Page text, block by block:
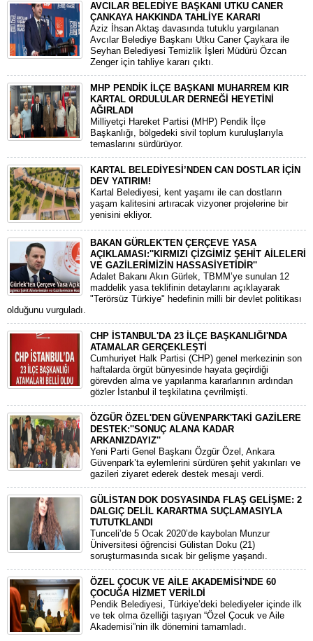
AVCILAR BELEDİYE BAŞKANI UTKU CANER
ÇANKAYA HAKKINDA TAHLİYE KARARI
​Aziz İhsan Aktaş davasında tutuklu yargılanan
Avcılar Belediye Başkanı Utku Caner Çaykara ile
Seyhan Belediyesi Temizlik İşleri Müdürü Özcan
Zenger için tahliye kararı çıktı.
MHP PENDİK İLÇE BAŞKANI MUHARREM KIR
KARTAL ORDULULAR DERNEĞİ HEYETİNİ
AĞIRLADI
​Milliyetçi Hareket Partisi (MHP) Pendik İlçe
Başkanlığı, bölgedeki sivil toplum kuruluşlarıyla
temaslarını sürdürüyor.
KARTAL BELEDİYESİ’NDEN CAN DOSTLAR İÇİN
DEV YATIRIM!
Kartal Belediyesi, kent yaşamı ile can dostların
yaşam kalitesini artıracak vizyoner projelerine bir
yenisini ekliyor.
BAKAN GÜRLEK'TEN ÇERÇEVE YASA
AÇIKLAMASI:''KIRMIZI ÇİZGİMİZ ŞEHİT AİLELERİ
VE GAZİLERİMİZİN HASSASİYETİDİR''
Adalet Bakanı Akın Gürlek, TBMM’ye sunulan 12
maddelik yasa teklifinin detaylarını açıklayarak
"Terörsüz Türkiye" hedefinin milli bir devlet politikası
olduğunu vurguladı.
CHP İSTANBUL'DA 23 İLÇE BAŞKANLIĞI'NDA
ATAMALAR GERÇEKLEŞTİ
​Cumhuriyet Halk Partisi (CHP) genel merkezinin son
haftalarda örgüt bünyesinde hayata geçirdiği
görevden alma ve yapılanma kararlarının ardından
gözler İstanbul il teşkilatına çevrilmişti.
ÖZGÜR ÖZEL'DEN GÜVENPARK'TAKİ GAZİLERE
DESTEK:''SONUÇ ALANA KADAR
ARKANIZDAYIZ''
​Yeni Parti Genel Başkanı Özgür Özel, Ankara
Güvenpark’ta eylemlerini sürdüren şehit yakınları ve
gazileri ziyaret ederek destek mesajı verdi.
GÜLİSTAN DOK DOSYASINDA FLAŞ GELİŞME: 2
DALGIÇ DELİL KARARTMA SUÇLAMASIYLA
TUTUTKLANDI
​Tunceli’de 5 Ocak 2020’de kaybolan Munzur
Üniversitesi öğrencisi Gülistan Doku (21)
soruşturmasında sıcak bir gelişme yaşandı.
ÖZEL ÇOCUK VE AİLE AKADEMİSİ'NDE 60
ÇOCUĞA HİZMET VERİLDİ
Pendik Belediyesi, Türkiye’deki belediyeler içinde ilk
ve tek olma özelliği taşıyan “Özel Çocuk ve Aile
Akademisi”nin ilk dönemini tamamladı.